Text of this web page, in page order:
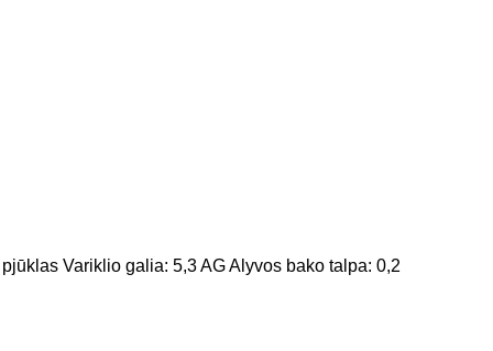
Variklio galia: 5,3 AG Alyvos bako talpa: 0,2